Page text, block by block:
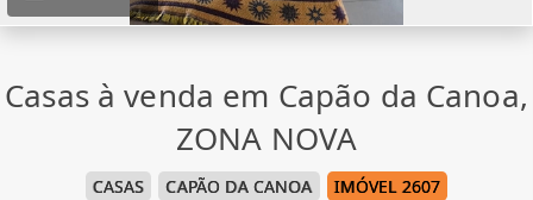
Casas à venda em Capão da Canoa,
ZONA NOVA
CASAS CAPÃO DA CANOA IMÓVEL 2607